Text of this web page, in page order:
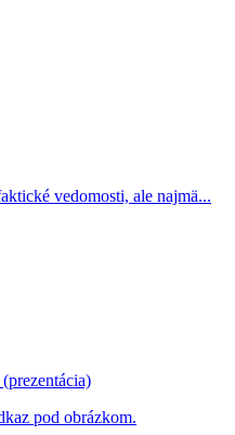
vedomosti, ale najmä...
pod obrázkom.